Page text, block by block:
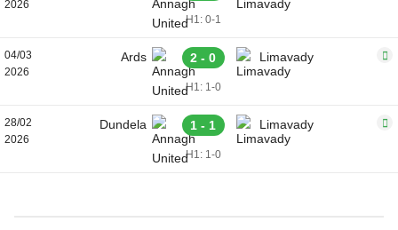
2026
H1: 0-1
04/03
2026
Ards 2 - 0 Limavady
H1: 1-0
28/02
2026
Dundela 1 - 1 Limavady
H1: 1-0